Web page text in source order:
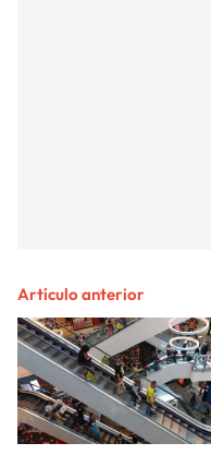
Artículo anterior